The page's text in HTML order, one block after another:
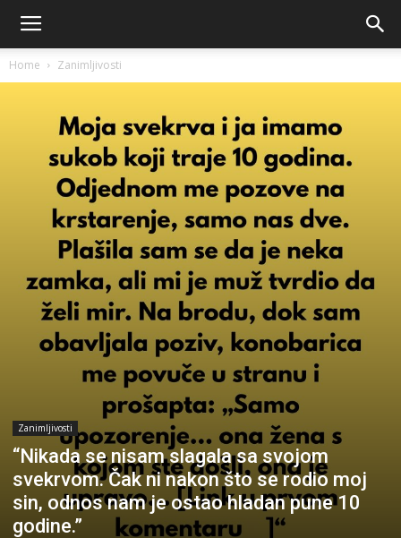
Home Zanimljivosti
Zanimljivosti
“Nikada se nisam slagala sa svojom
svekrvom. Čak ni nakon što se rodio moj
sin, odnos nam je ostao hladan pune 10
godine.”